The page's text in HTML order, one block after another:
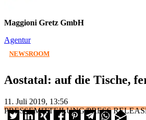
Maggioni Gretz GmbH
Agentur
NEWSROOM
Aostatal: auf die Tische,
11. Juli 2019, 13:56
PRESSEMITTEILUNG/PRESS